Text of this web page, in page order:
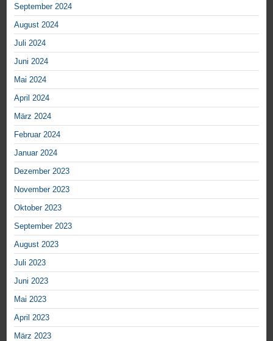
September 2024
August 2024
Juli 2024
Juni 2024
Mai 2024
April 2024
März 2024
Februar 2024
Januar 2024
Dezember 2023
November 2023
Oktober 2023
September 2023
August 2023
Juli 2023
Juni 2023
Mai 2023
April 2023
März 2023